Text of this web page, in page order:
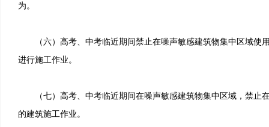
为。
（六）高考、中考临近期间禁止在噪声敏感建筑物集中区域使
进行施工作业。
（七）高考、中考临近期间在噪声敏感建筑物集中区域，禁止
的建筑施工作业。